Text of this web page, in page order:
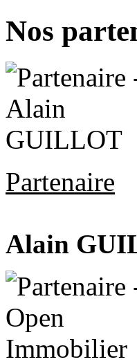
Nos
Partenaire
Alain